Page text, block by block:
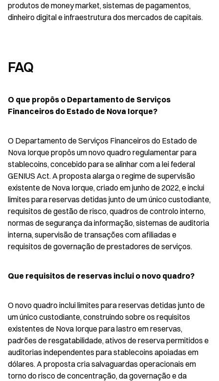
produtos de money market, sistemas de pagamentos,
dinheiro digital e infraestrutura dos mercados de capitais.
FAQ
O que propôs o Departamento de Serviços
Financeiros do Estado de Nova Iorque?
O Departamento de Serviços Financeiros do Estado de
Nova Iorque propôs um novo quadro regulamentar para
stablecoins, concebido para se alinhar com a lei federal
GENIUS Act. A proposta alarga o regime de supervisão
existente de Nova Iorque, criado em junho de 2022, e inclui
limites para reservas detidas junto de um único custodiante,
requisitos de gestão de risco, quadros de controlo interno,
normas de segurança da informação, sistemas de auditoria
interna, supervisão de transações com afiliadas e
requisitos de governação de prestadores de serviços.
Que requisitos de reservas inclui o novo quadro?
O novo quadro inclui limites para reservas detidas junto de
um único custodiante, construindo sobre os requisitos
existentes de Nova Iorque para lastro em reservas,
padrões de resgatabilidade, ativos de reserva permitidos e
auditorias independentes para stablecoins apoiadas em
dólares. A proposta cria salvaguardas operacionais em
torno do risco de concentração, da governação e da